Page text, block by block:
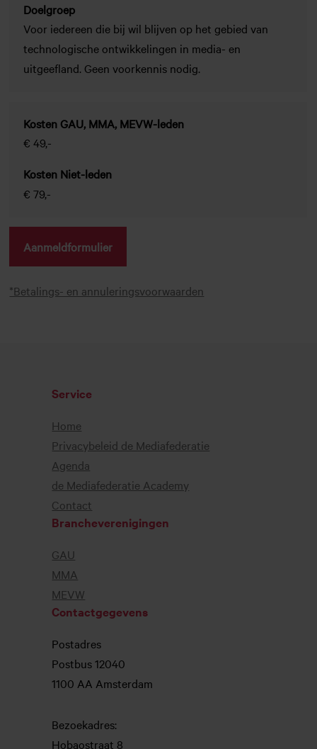
Doelgroep
Voor iedereen die bij wil blijven op het gebied van
technologische ontwikkelingen in media- en
uitgeefland. Geen voorkennis nodig.
Kosten GAU, MMA, MEVW-leden
€ 49,-
Kosten Niet-leden
€ 79,-
Aanmeldformulier
*Betalings- en annuleringsvoorwaarden
Service
Home
Privacybeleid de Mediafederatie
Agenda
de Mediafederatie Academy
Contact
Brancheverenigingen
GAU
MMA
MEVW
Contactgegevens
Postadres
Postbus 12040
1100 AA Amsterdam
Bezoekadres:
Hobaostraat 8